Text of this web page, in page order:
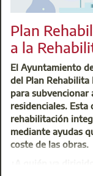
Centro
t: 91
@:
Plan
a la
El Ayuntamiento
del Plan
para subvencionar
residenciales.
rehabilitación
mediante ayudas
coste de las obras.